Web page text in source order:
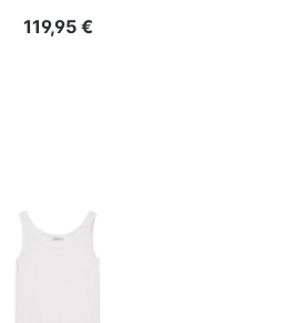
Regulärer Preis:
119,95 €